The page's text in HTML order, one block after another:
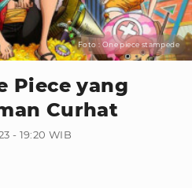
Foto : One piece stampede
Piece yang
Curhat
- 19:20 WIB